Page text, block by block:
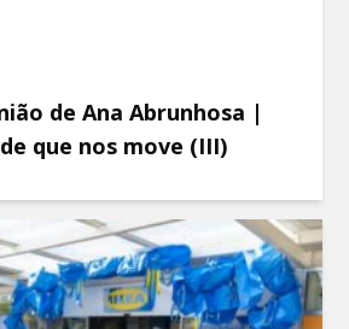
de Ana Abrunhosa |
que nos move (III)